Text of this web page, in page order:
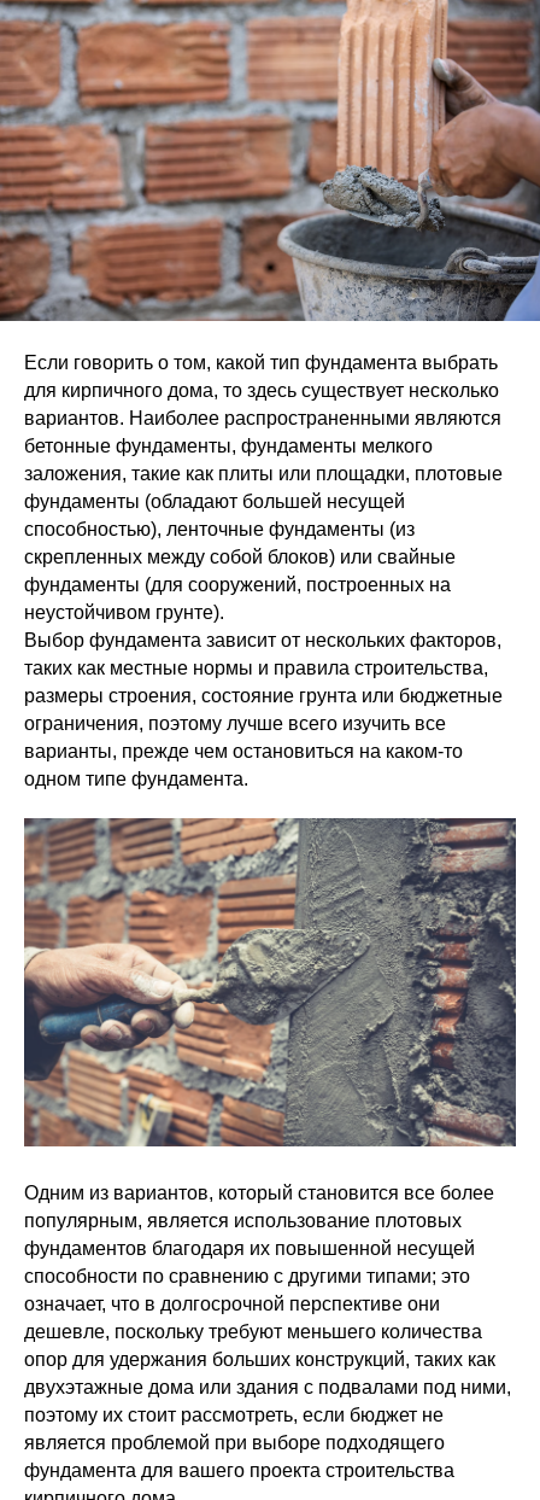
Если говорить о том, какой тип фундамента выбрать
для кирпичного дома, то здесь существует несколько
вариантов. Наиболее распространенными являются
бетонные фундаменты, фундаменты мелкого
заложения, такие как плиты или площадки, плотовые
фундаменты (обладают большей несущей
способностью), ленточные фундаменты (из
скрепленных между собой блоков) или свайные
фундаменты (для сооружений, построенных на
неустойчивом грунте).
Выбор фундамента зависит от нескольких факторов,
таких как местные нормы и правила строительства,
размеры строения, состояние грунта или бюджетные
ограничения, поэтому лучше всего изучить все
варианты, прежде чем остановиться на каком-то
одном типе фундамента.
Одним из вариантов, который становится все более
популярным, является использование плотовых
фундаментов благодаря их повышенной несущей
способности по сравнению с другими типами; это
означает, что в долгосрочной перспективе они
дешевле, поскольку требуют меньшего количества
опор для удержания больших конструкций, таких как
двухэтажные дома или здания с подвалами под ними,
поэтому их стоит рассмотреть, если бюджет не
является проблемой при выборе подходящего
фундамента для вашего проекта строительства